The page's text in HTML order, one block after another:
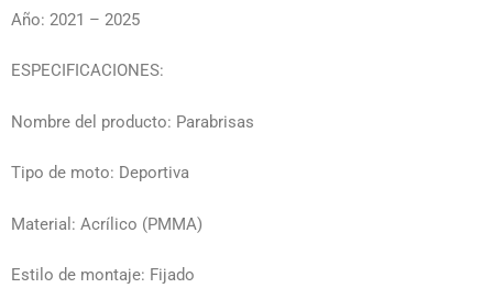
Año: 2021 – 2025
ESPECIFICACIONES:
Nombre del producto: Parabrisas
Tipo de moto: Deportiva
Material: Acrílico (PMMA)
Estilo de montaje: Fijado